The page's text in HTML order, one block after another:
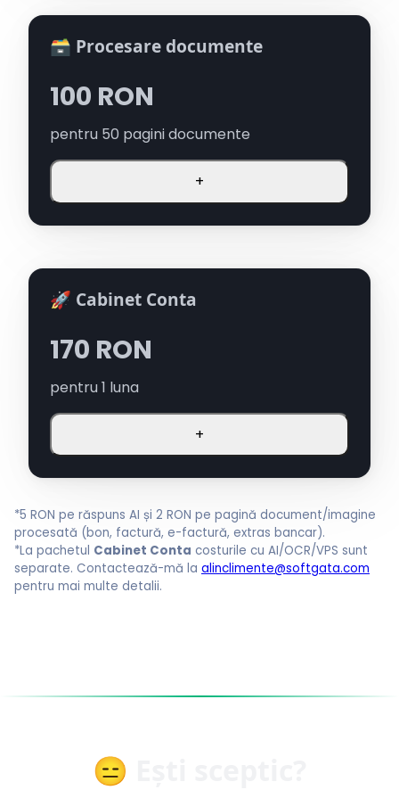
🗃️ Procesare documente
100 RON
pentru 50 pagini documente
+
🚀 Cabinet Conta
170 RON
pentru1 luna
+
*5 RON pe răspuns AI și 2 RON pe pagină document/imagine
procesată (bon, factură, e-factură, extras bancar).
*La pachetul Cabinet Conta costurile cu AI/OCR/VPS sunt
separate. Contactează-mă la alinclimente@softgata.com
pentru mai multe detalii.
😑 Ești sceptic?